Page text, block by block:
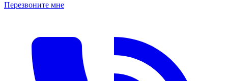
Перезвоните мне